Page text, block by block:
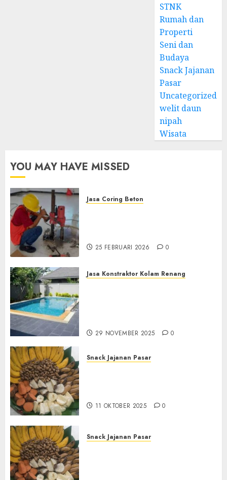
STNK
Rumah dan
Properti
Seni dan
Budaya
Snack Jajanan
Pasar
Uncategorized
welit daun
nipah
Wisata
YOU MAY HAVE MISSED
Jasa Coring Beton
25 FEBRUARI 2026 0
Jasa Konstraktor Kolam Renang
29 NOVEMBER 2025 0
Snack Jajanan Pasar
11 OKTOBER 2025 0
Snack Jajanan Pasar